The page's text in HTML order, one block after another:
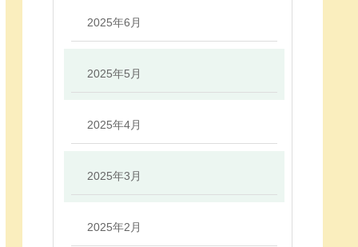
2025年6月
2025年5月
2025年4月
2025年3月
2025年2月